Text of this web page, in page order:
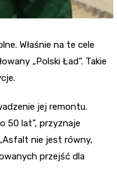
Właśnie na te cele
„Polski Ład”. Takie
jej remontu.
50 lat”, przyznaje
nie jest równy,
przejść dla